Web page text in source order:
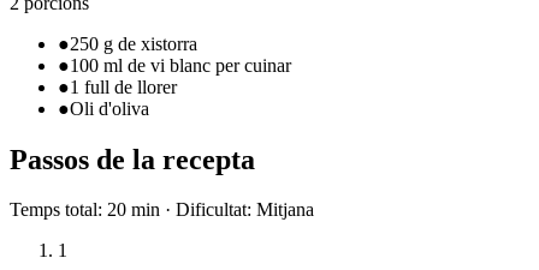
●250 g de xistorra
●100 ml de vi blanc per cuinar
●1 full de llorer
●Oli d'oliva
Passos de la recepta
Temps total: 20 min · Dificultat: Mitjana
1